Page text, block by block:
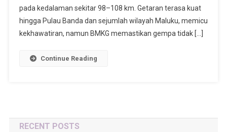
pada kedalaman sekitar 98–108 km. Getaran terasa kuat
hingga Pulau Banda dan sejumlah wilayah Maluku, memicu
kekhawatiran, namun BMKG memastikan gempa tidak […]
Continue Reading
RECENT POSTS